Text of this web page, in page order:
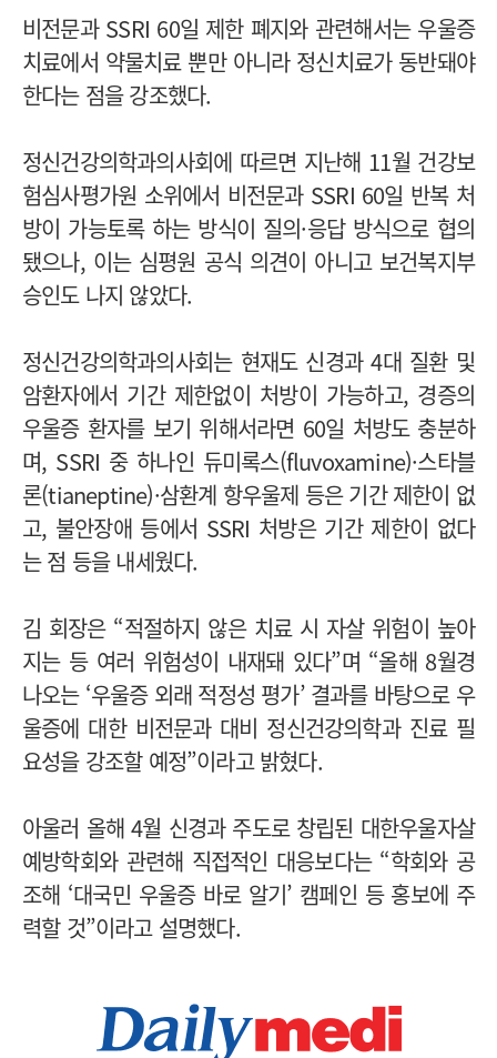
비전문과 SSRI 60일 제한 폐지와 관련해서는 우울증
치료에서 약물치료 뿐만 아니라 정신치료가 동반돼야
한다는 점을 강조했다.
정신건강의학과의사회에 따르면 지난해 11월 건강보
험심사평가원 소위에서 비전문과 SSRI 60일 반복 처
방이 가능토록 하는 방식이 질의·응답 방식으로 협의
됐으나, 이는 심평원 공식 의견이 아니고 보건복지부
승인도 나지 않았다.
정신건강의학과의사회는 현재도 신경과 4대 질환 및
암환자에서 기간 제한없이 처방이 가능하고, 경증의
우울증 환자를 보기 위해서라면 60일 처방도 충분하
며, SSRI 중 하나인 듀미록스(fluvoxamine)·스타블
론(tianeptine)·삼환계 항우울제 등은 기간 제한이 없
고, 불안장애 등에서 SSRI 처방은 기간 제한이 없다
는 점 등을 내세웠다.
김 회장은 “적절하지 않은 치료 시 자살 위험이 높아
지는 등 여러 위험성이 내재돼 있다”며 “올해 8월경
나오는 ‘우울증 외래 적정성 평가’ 결과를 바탕으로 우
울증에 대한 비전문과 대비 정신건강의학과 진료 필
요성을 강조할 예정”이라고 밝혔다.
아울러 올해 4월 신경과 주도로 창립된 대한우울자살
예방학회와 관련해 직접적인 대응보다는 “학회와 공
조해 ‘대국민 우울증 바로 알기’ 캠페인 등 홍보에 주
력할 것”이라고 설명했다.